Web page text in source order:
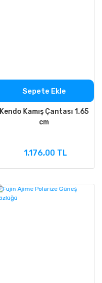
Sepete Ekle
Kendo Kamış Çantası 1.65
cm
1.176,00 TL